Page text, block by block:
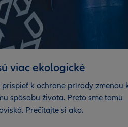
viac ekologické
prispieť k ochrane prírody zmenou
spôsobu života. Preto sme tomu
Prečítajte si ako.